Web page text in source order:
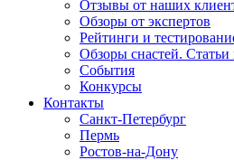
Отзывы от наших
Обзоры от экспертов
Рейтинги и
Обзоры снастей.
События
Конкурсы
Контакты
Санкт-Петербург
Пермь
Ростов-на-Дону